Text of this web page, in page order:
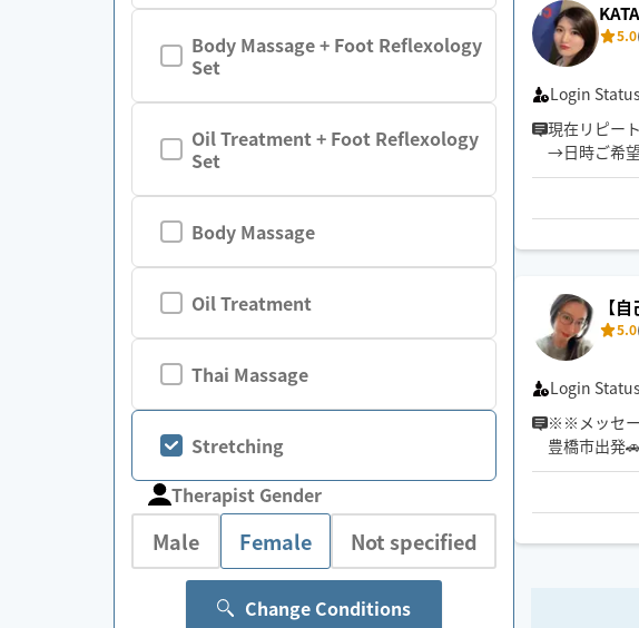
Body Massage + Foot Reflexology
Set
Oil Treatment + Foot Reflexology
Set
Body Massage
Oil Treatment
Thai Massage
Stretching
Therapist Gender
Male Female Not specified
Change Conditions
足の浮腫み
末端冷え性
お客様の身
て頂きます👏
小さなお子
5.0
Login
現在リピー
→日時ご希
ださい✨
⚠️クーポン
※ご新規様
です
をお断りす
【
5.0
Login
※※メッセ
豊橋市出発
歴14年︎💪
※如何わし
ご遠慮くだ